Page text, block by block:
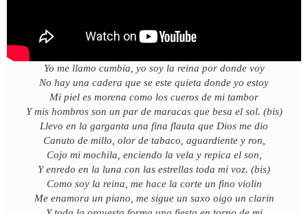
Yo me llamo cumbia, yo soy la reina por donde voy
No hay una cadera que se este quieta donde yo estoy
Mi piel es morena como los cueros de mi tambor
Y mis hombros son un par de maracas que besa el sol. (bis)
Llevo en la garganta una fina flauta que Dios me dio
Canuto de millo, olor de tabaco, aguardiente y ron,
Cojo mi mochila, enciendo la vela y repica el son,
Y enredo en la luna con las estrellas toda mi voz. (bis)
Como soy la reina, me hace la corte un fino violin
Me enamora un piano, me sigue un saxo oigo un clarin